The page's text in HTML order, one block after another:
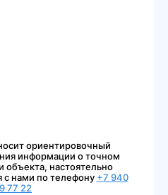
ориентировочный
информации о точном
настоятельно
с нами по телефону +7 940
77 22